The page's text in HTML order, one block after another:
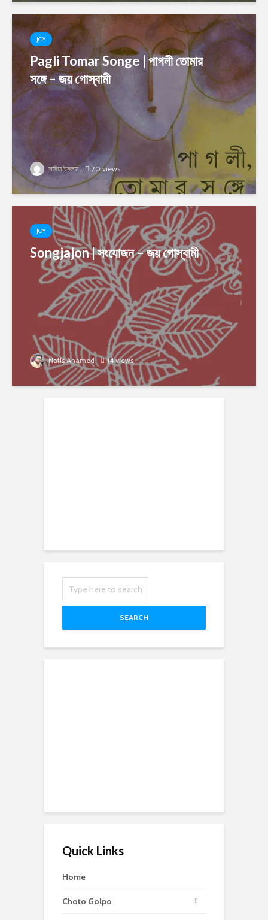
JOY
Pagli Tomar Songe | পাগলী তোমার
সঙ্গে – জয় গোস্বামী
সাদিয়া ইসলাম 70 views
JOY
Songjajon | সংযোজন – জয় গোস্বামী
Nafis Ahamed 14 views
SEARCH
Quick Links
Home
Choto Golpo